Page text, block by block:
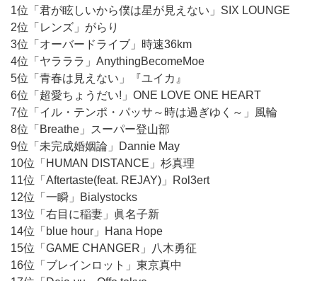
1位「君が眩しいから僕は星が見えない」SIX LOUNGE
2位「レンズ」がらり
3位「オーバードライブ」時速36km
4位「ヤラララ」AnythingBecomeMoe
5位「青春は見えない」『ユイカ』
6位「超愛ちょうだい!」ONE LOVE ONE HEART
7位「イル・テンポ・パッサ～時は過ぎゆく～」風輪
8位「Breathe」スーパー登山部
9位「未完成婚姻論」Dannie May
10位「HUMAN DISTANCE」杉真理
11位「Aftertaste(feat. REJAY)」Rol3ert
12位「一瞬」Bialystocks
13位「右目に稲妻」眞名子新
14位「blue hour」Hana Hope
15位「GAME CHANGER」八木勇征
16位「ブレインロット」東京真中